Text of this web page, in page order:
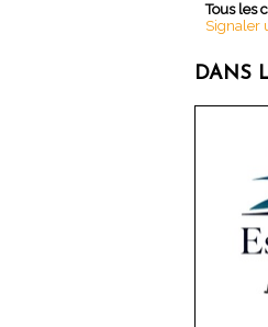
Tous les
Signaler
DANS